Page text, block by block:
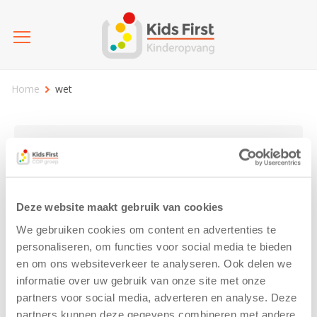
Deze website maakt gebruik van cookies
We gebruiken cookies om content en advertenties te
personaliseren, om functies voor social media te bieden
en om ons websiteverkeer te analyseren. Ook delen we
informatie over uw gebruik van onze site met onze
partners voor social media, adverteren en analyse. Deze
partners kunnen deze gegevens combineren met andere
Home wet
25 jaar Kids First Activiteit Blog
Coronavirus Nieuws sport
wet